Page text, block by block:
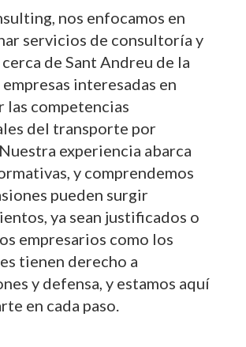
nos enfocamos en
servicios de consultoría y
de Sant Andreu de la
empresas interesadas en
las competencias
del transporte por
experiencia abarca
y comprendemos
pueden surgir
ya sean justificados o
empresarios como los
tienen derecho a
y defensa, y estamos aquí
en cada paso.